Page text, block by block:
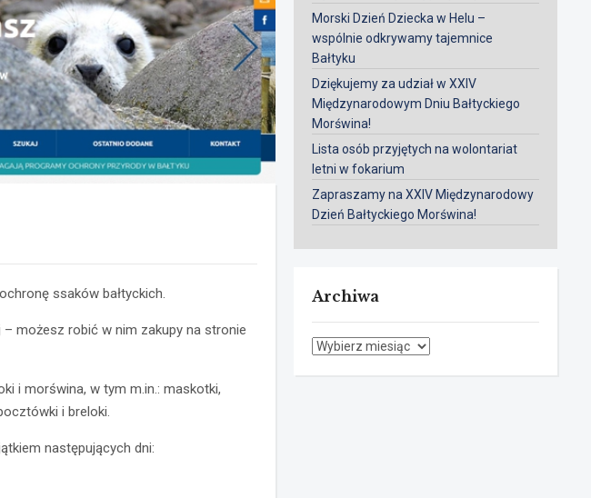
ssaków bałtyckich.
możesz robić w nim zakupy na stronie
i morświna, w tym m.in.: maskotki,
i breloki.
następujących dni:
Morski Dzień Dziecka w Helu –
wspólnie odkrywamy tajemnice
Bałtyku
Dziękujemy za udział w XXIV
Międzynarodowym Dniu Bałtyckiego
Morświna!
Lista osób przyjętych na wolontariat
letni w fokarium
Zapraszamy na XXIV Międzynarodowy
Dzień Bałtyckiego Morświna!
Archiwa
Archiwa